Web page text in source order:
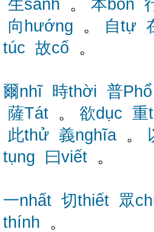
生sanh 。 本bổn
向hướng 。 自tự
túc 故cố 。
爾nhĩ 時thời 普Phổ
薩Tát 。 欲dục 重
此thử 義nghĩa 。
tụng
曰viết 。
一nhất 切thiết 眾
thính 。